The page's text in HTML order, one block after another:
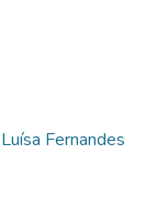
Fernandes